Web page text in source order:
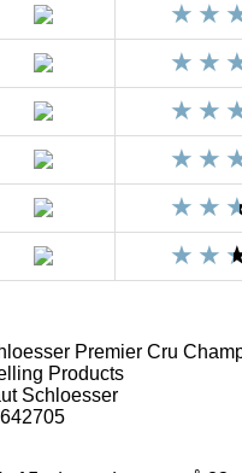
Premier Cru
Products
Schloesser